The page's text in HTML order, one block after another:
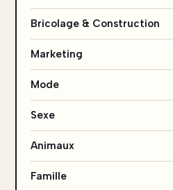
Bricolage & Construction
Marketing
Mode
Sexe
Animaux
Famille